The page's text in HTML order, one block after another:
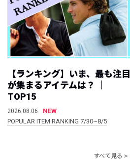
【ランキング】いま、最も注目
が集まるアイテムは？ ｜
TOP15
2026.08.06
NEW
POPULAR ITEM RANKING 7/30~8/5
すべて見る